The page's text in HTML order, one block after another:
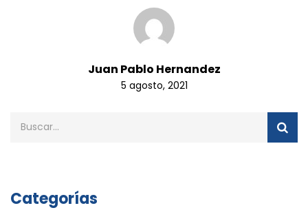
Juan Pablo Hernandez
5 agosto, 2021
Categorías